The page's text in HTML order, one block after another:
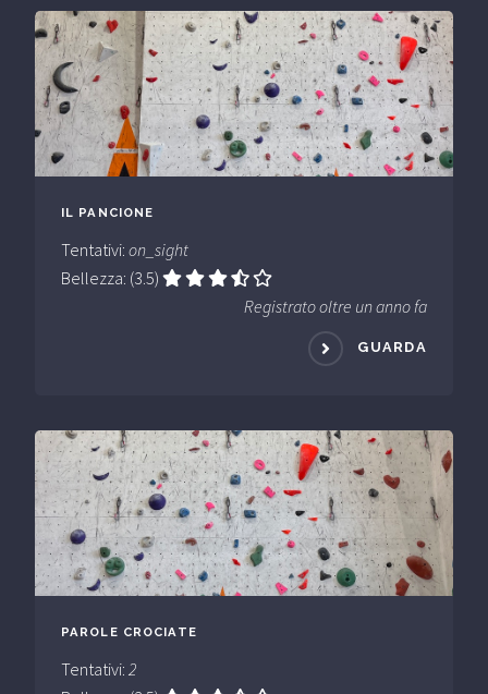
IL PANCIONE
Tentativi: on_sight
Bellezza: (3.5)
Registrato oltre un anno fa
GUARDA
PAROLE CROCIATE
Tentativi: 2